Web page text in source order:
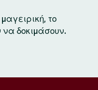
το
να δοκιμάσουν.